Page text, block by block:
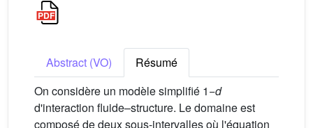
Abstract (VO)
Résumé
On considère un modèle simplifié 1−d
d'interaction fluide–structure. Le domaine est
composé de deux sous-intervalles où l'équation